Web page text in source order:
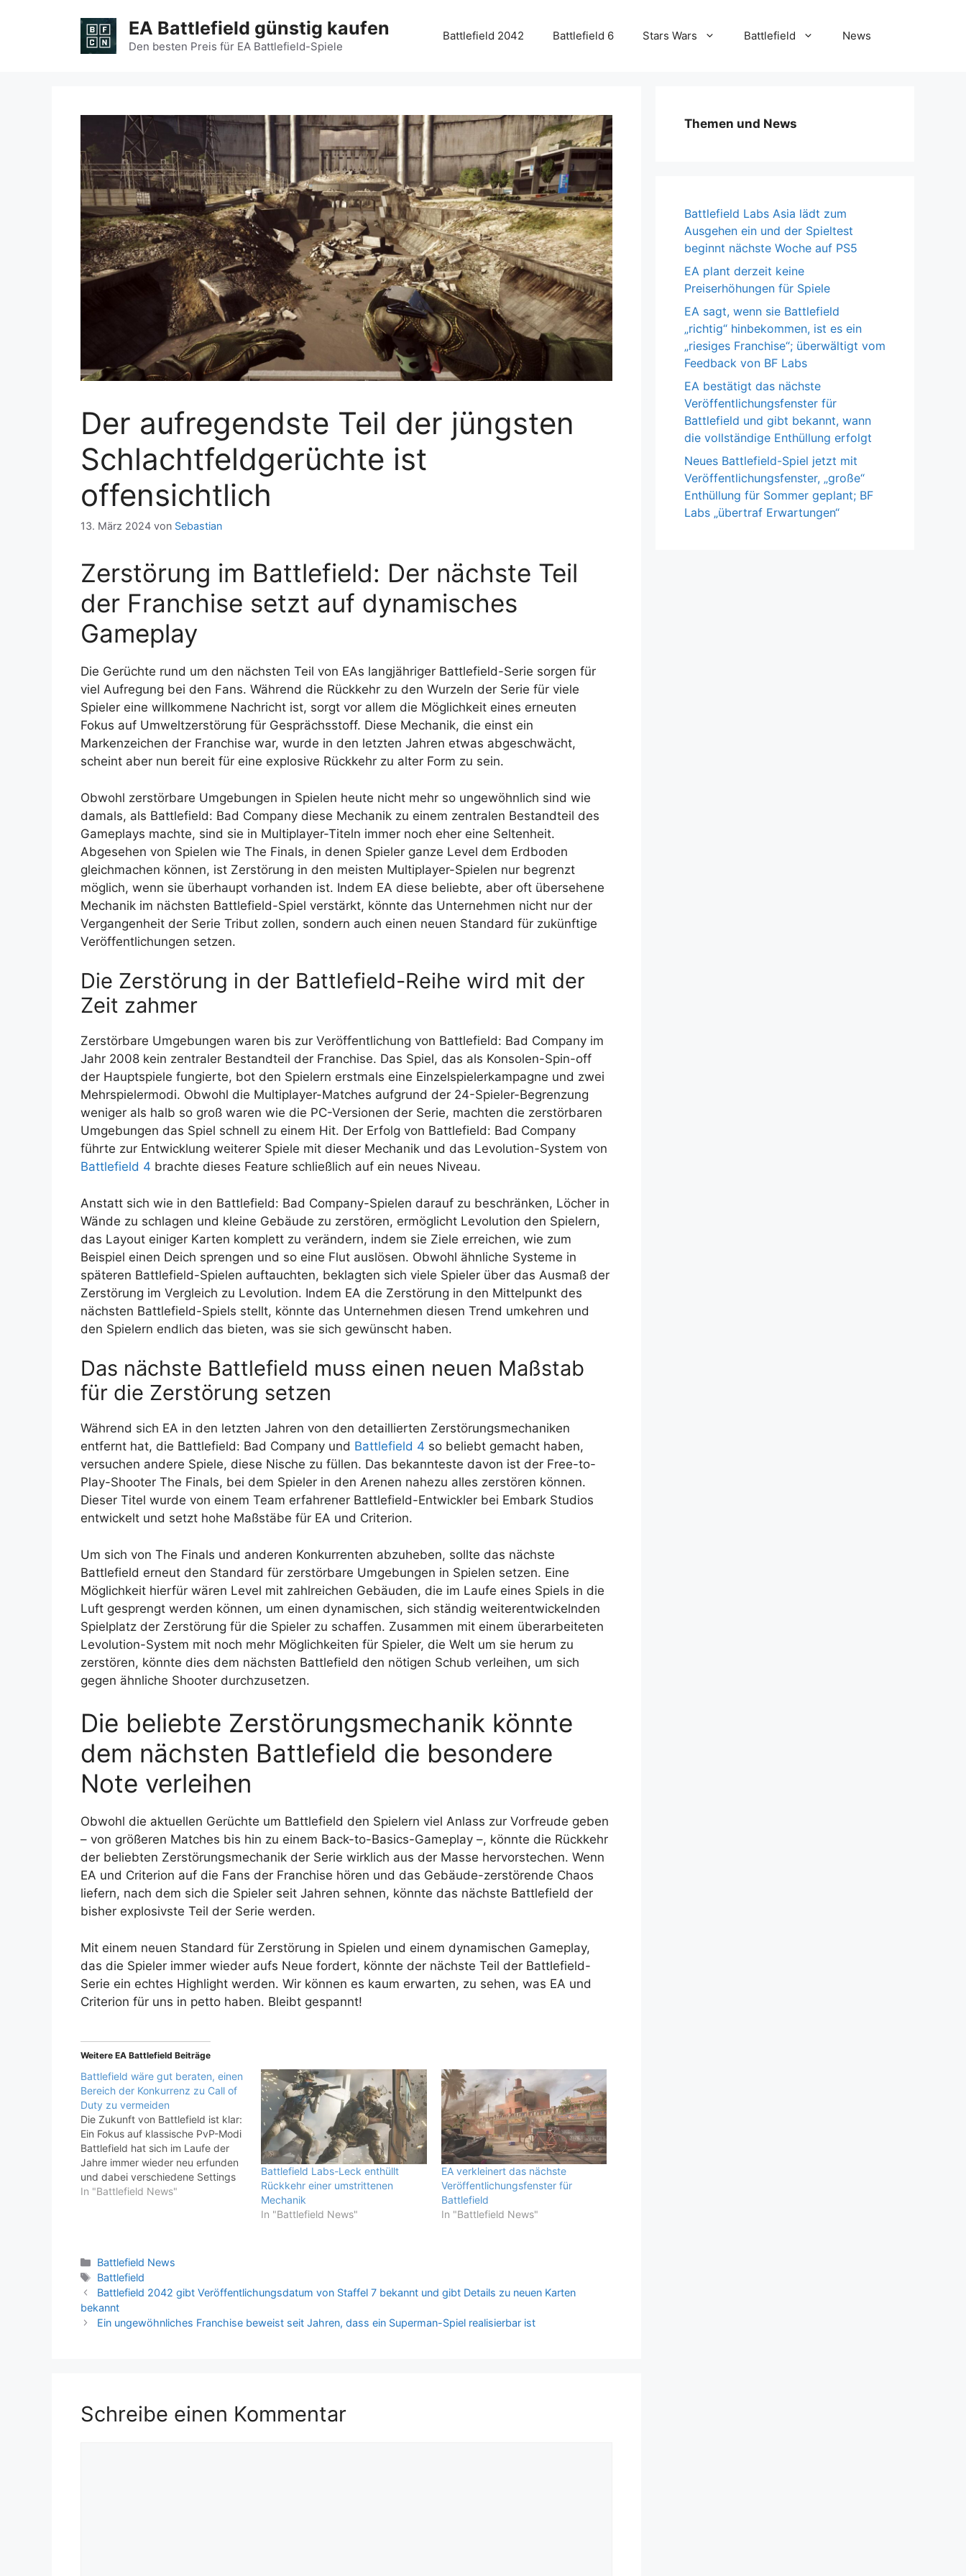
EA Battlefield günstig kaufen
Den besten Preis für EA Battlefield-Spiele
Battlefield 2042 Battlefield 6 Stars Wars Battlefield News
Der aufregendste Teil der jüngsten
Schlachtfeldgerüchte ist
offensichtlich
13. März 2024 von Sebastian
Zerstörung im Battlefield: Der nächste Teil
der Franchise setzt auf dynamisches
Gameplay
Die Gerüchte rund um den nächsten Teil von EAs langjähriger Battlefield-Serie sorgen für
viel Aufregung bei den Fans. Während die Rückkehr zu den Wurzeln der Serie für viele
Spieler eine willkommene Nachricht ist, sorgt vor allem die Möglichkeit eines erneuten
Fokus auf Umweltzerstörung für Gesprächsstoff. Diese Mechanik, die einst ein
Markenzeichen der Franchise war, wurde in den letzten Jahren etwas abgeschwächt,
scheint aber nun bereit für eine explosive Rückkehr zu alter Form zu sein.
Obwohl zerstörbare Umgebungen in Spielen heute nicht mehr so ungewöhnlich sind wie
damals, als Battlefield: Bad Company diese Mechanik zu einem zentralen Bestandteil des
Gameplays machte, sind sie in Multiplayer-Titeln immer noch eher eine Seltenheit.
Abgesehen von Spielen wie The Finals, in denen Spieler ganze Level dem Erdboden
gleichmachen können, ist Zerstörung in den meisten Multiplayer-Spielen nur begrenzt
möglich, wenn sie überhaupt vorhanden ist. Indem EA diese beliebte, aber oft übersehene
Mechanik im nächsten Battlefield-Spiel verstärkt, könnte das Unternehmen nicht nur der
Vergangenheit der Serie Tribut zollen, sondern auch einen neuen Standard für zukünftige
Veröffentlichungen setzen.
Die Zerstörung in der Battlefield-Reihe wird mit der
Zeit zahmer
Zerstörbare Umgebungen waren bis zur Veröffentlichung von Battlefield: Bad Company im
Jahr 2008 kein zentraler Bestandteil der Franchise. Das Spiel, das als Konsolen-Spin-off
der Hauptspiele fungierte, bot den Spielern erstmals eine Einzelspielerkampagne und zwei
Mehrspielermodi. Obwohl die Multiplayer-Matches aufgrund der 24-Spieler-Begrenzung
weniger als halb so groß waren wie die PC-Versionen der Serie, machten die zerstörbaren
Umgebungen das Spiel schnell zu einem Hit. Der Erfolg von Battlefield: Bad Company
führte zur Entwicklung weiterer Spiele mit dieser Mechanik und das Levolution-System von
Battlefield 4 brachte dieses Feature schließlich auf ein neues Niveau.
Anstatt sich wie in den Battlefield: Bad Company-Spielen darauf zu beschränken, Löcher in
Wände zu schlagen und kleine Gebäude zu zerstören, ermöglicht Levolution den Spielern,
das Layout einiger Karten komplett zu verändern, indem sie Ziele erreichen, wie zum
Beispiel einen Deich sprengen und so eine Flut auslösen. Obwohl ähnliche Systeme in
späteren Battlefield-Spielen auftauchten, beklagten sich viele Spieler über das Ausmaß der
Zerstörung im Vergleich zu Levolution. Indem EA die Zerstörung in den Mittelpunkt des
nächsten Battlefield-Spiels stellt, könnte das Unternehmen diesen Trend umkehren und
den Spielern endlich das bieten, was sie sich gewünscht haben.
Das nächste Battlefield muss einen neuen Maßstab
für die Zerstörung setzen
Während sich EA in den letzten Jahren von den detaillierten Zerstörungsmechaniken
entfernt hat, die Battlefield: Bad Company und Battlefield 4 so beliebt gemacht haben,
versuchen andere Spiele, diese Nische zu füllen. Das bekannteste davon ist der Free-to-
Play-Shooter The Finals, bei dem Spieler in den Arenen nahezu alles zerstören können.
Dieser Titel wurde von einem Team erfahrener Battlefield-Entwickler bei Embark Studios
entwickelt und setzt hohe Maßstäbe für EA und Criterion.
Um sich von The Finals und anderen Konkurrenten abzuheben, sollte das nächste
Battlefield erneut den Standard für zerstörbare Umgebungen in Spielen setzen. Eine
Möglichkeit hierfür wären Level mit zahlreichen Gebäuden, die im Laufe eines Spiels in die
Luft gesprengt werden können, um einen dynamischen, sich ständig weiterentwickelnden
Spielplatz der Zerstörung für die Spieler zu schaffen. Zusammen mit einem überarbeiteten
Levolution-System mit noch mehr Möglichkeiten für Spieler, die Welt um sie herum zu
zerstören, könnte dies dem nächsten Battlefield den nötigen Schub verleihen, um sich
gegen ähnliche Shooter durchzusetzen.
Die beliebte Zerstörungsmechanik könnte
dem nächsten Battlefield die besondere
Note verleihen
Obwohl die aktuellen Gerüchte um Battlefield den Spielern viel Anlass zur Vorfreude geben
– von größeren Matches bis hin zu einem Back-to-Basics-Gameplay –, könnte die Rückkehr
der beliebten Zerstörungsmechanik der Serie wirklich aus der Masse hervorstechen. Wenn
EA und Criterion auf die Fans der Franchise hören und das Gebäude-zerstörende Chaos
liefern, nach dem sich die Spieler seit Jahren sehnen, könnte das nächste Battlefield der
bisher explosivste Teil der Serie werden.
Mit einem neuen Standard für Zerstörung in Spielen und einem dynamischen Gameplay,
das die Spieler immer wieder aufs Neue fordert, könnte der nächste Teil der Battlefield-
Serie ein echtes Highlight werden. Wir können es kaum erwarten, zu sehen, was EA und
Criterion für uns in petto haben. Bleibt gespannt!
Weitere EA Battlefield Beiträge
Battlefield wäre gut beraten, einen
Bereich der Konkurrenz zu Call of
Duty zu vermeiden
Die Zukunft von Battlefield ist klar:
Ein Fokus auf klassische PvP-Modi
Battlefield hat sich im Laufe der
Jahre immer wieder neu erfunden
und dabei verschiedene Settings
und Spielmodi ausprobiert. Doch
DICE…
In "Battlefield News"
Battlefield Labs-Leck enthüllt
Rückkehr einer umstrittenen
Mechanik
In "Battlefield News"
EA verkleinert das nächste
Veröffentlichungsfenster für
Battlefield
In "Battlefield News"
Kategorien
Battlefield News
Schlagwörter
Battlefield
Battlefield 2042 gibt Veröffentlichungsdatum von Staffel 7 bekannt und gibt Details zu neuen Karten
bekannt
Ein ungewöhnliches Franchise beweist seit Jahren, dass ein Superman-Spiel realisierbar ist
Schreibe einen Kommentar
Themen und News
Battlefield Labs Asia lädt zum
Ausgehen ein und der Spieltest
beginnt nächste Woche auf PS5
EA plant derzeit keine
Preiserhöhungen für Spiele
EA sagt, wenn sie Battlefield
„richtig“ hinbekommen, ist es ein
„riesiges Franchise“; überwältigt vom
Feedback von BF Labs
EA bestätigt das nächste
Veröffentlichungsfenster für
Battlefield und gibt bekannt, wann
die vollständige Enthüllung erfolgt
Neues Battlefield-Spiel jetzt mit
Veröffentlichungsfenster, „große“
Enthüllung für Sommer geplant; BF
Labs „übertraf Erwartungen“